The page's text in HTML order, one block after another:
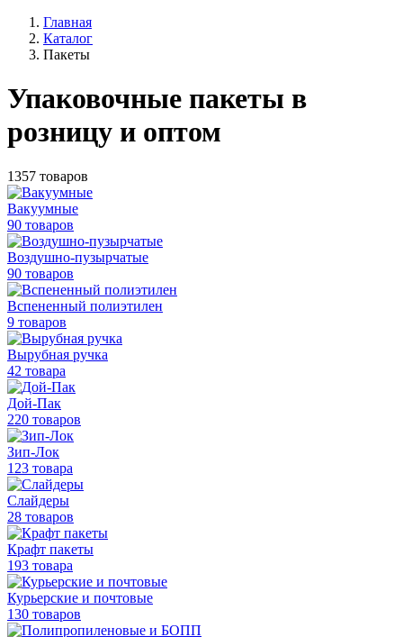
Главная
Каталог
Пакеты
Упаковочные пакеты в
розницу и оптом
1357 товаров
Вакуумные
90 товаров
Воздушно-пузырчатые
90 товаров
Вспененный полиэтилен
9 товаров
Вырубная ручка
42 товара
Дой-Пак
220 товаров
Зип-Лок
123 товара
Слайдеры
28 товаров
Крафт пакеты
193 товара
Курьерские и почтовые
130 товаров